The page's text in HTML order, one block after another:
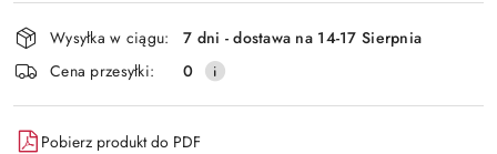
Dostępność
i
dostawa
Wysyłka w ciągu:
7 dni - dostawa na 14-17 Sierpnia
Cena przesyłki:
0
Pobierz produkt do PDF